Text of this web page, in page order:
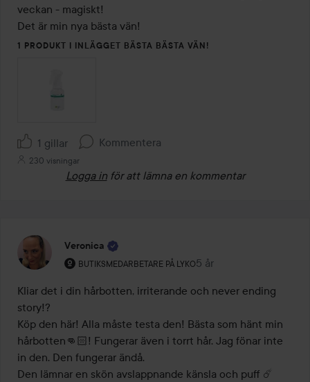
veckan - magiskt!
1 PRODUKT I INLÄGGET BÄSTA BÄSTA VÄN!
1 gillar Kommentera
230 visningar
Logga in för att lämna en kommentar
Veronica
BUTIKSMEDARBETARE PÅ LYKO
Användarens roll: Butiksmedarbetare på Lyko.
5 år
Inlägget skapades 5 år
Kliar det i din hårbotten, irriterande och never ending
story!?
Köp den här! Alla måste testa den! Bästa som hänt min
hårbotten👊🏻! Fungerar även i torrt hår. Jag fönar inte
in den. Den fungerar ändå.
Den lämnar en skön avslappnande känsla och puff ☄️